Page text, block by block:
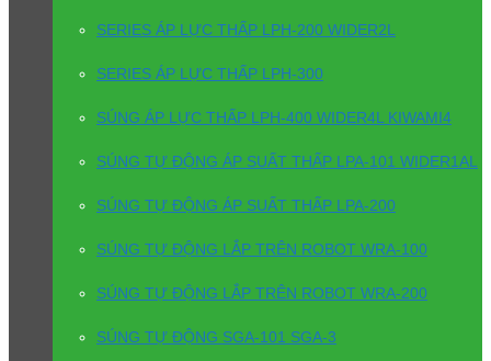
SERIES ÁP LỰC THẤP LPH-200 WIDER2L
SERIES ÁP LỰC THẤP LPH-300
SÚNG ÁP LỰC THẤP LPH-400 WIDER4L KIWAMI4
SÚNG TỰ ĐỘNG ÁP SUẤT THẤP LPA-101 WIDER1AL
SÚNG TỰ ĐỘNG ÁP SUẤT THẤP LPA-200
SÚNG TỰ ĐỘNG LẮP TRÊN ROBOT WRA-100
SÚNG TỰ ĐỘNG LẮP TRÊN ROBOT WRA-200
SÚNG TỰ ĐỘNG SGA-101 SGA-3